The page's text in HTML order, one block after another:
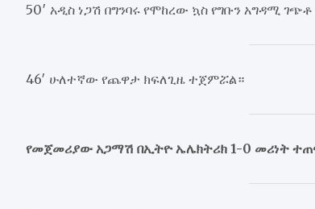
50′ አዲስ ነጋሽ በግንባሩ የሞከረው ኳስ የግቡን አግዳሚ
46′ ሁለተኛው የጨዋታ ክፍለጊዜ ተጀምሯል።
የመጀመሪያው አጋማሽ በኢትዮ ኤሌክትሪክ 1-0 መሪነት